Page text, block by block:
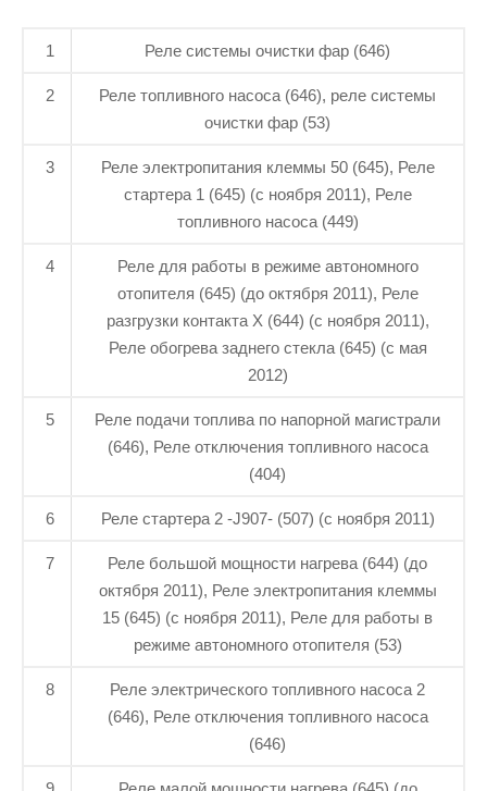
1 Реле системы очистки фар (646)
2
Реле топливного насоса (646), реле системы
очистки фар (53)
3
Реле электропитания клеммы 50 (645), Реле
стартера 1 (645) (с ноября 2011), Реле
топливного насоса (449)
4
Реле для работы в режиме автономного
отопителя (645) (до октября 2011), Реле
разгрузки контакта X (644) (с ноября 2011),
Реле обогрева заднего стекла (645) (с мая
2012)
5
Реле подачи топлива по напорной магистрали
(646), Реле отключения топливного насоса
(404)
6 Реле стартера 2 -J907- (507) (с ноября 2011)
7
Реле большой мощности нагрева (644) (до
октября 2011), Реле электропитания клеммы
15 (645) (с ноября 2011), Реле для работы в
режиме автономного отопителя (53)
8
Реле электрического топливного насоса 2
(646), Реле отключения топливного насоса
(646)